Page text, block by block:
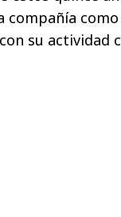
compañía
su actividad